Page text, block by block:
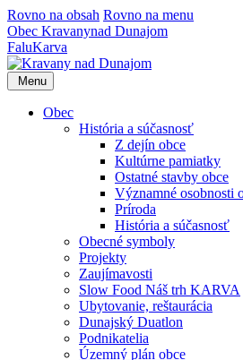
Rovno na obsah Rovno na menu
Obec Kravanynad Dunajom
FaluKarva
Menu
Obec
História a súčasnosť
Z dejín obce
Kultúrne pamiatky
Ostatné stavby obce
Významné osobnosti
Príroda
História a súčasnosť
Obecné symboly
Projekty
Zaujímavosti
Slow Food Náš trh KARVA
Ubytovanie, reštaurácia
Dunajský Duatlon
Podnikatelia
Územný plán obce